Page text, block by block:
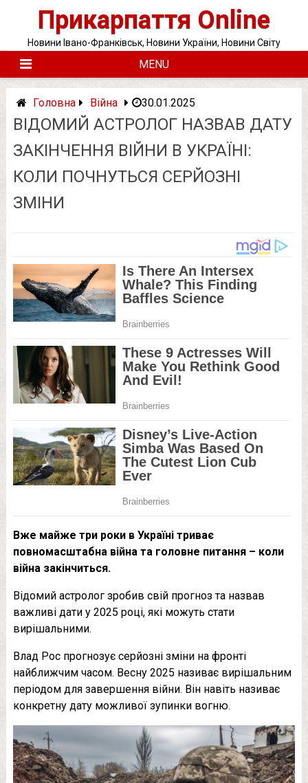
Прикарпаття Online
Новини Івано-Франківськ, Новини України, Новини Світу
MENU
Головна Війна 30.01.2025
ВІДОМИЙ АСТРОЛОГ НАЗВАВ ДАТУ
ЗАКІНЧЕННЯ ВІЙНИ В УКРАЇНІ:
КОЛИ ПОЧНУТЬСЯ СЕРЙОЗНІ
ЗМІНИ
Вже майже три роки в Україні триває
повномасштабна війна та головне питання – коли
війна закінчиться.
Відомий астролог зробив свій прогноз та назвав
важливі дати у 2025 році, які можуть стати
вирішальними.
Влад Рос прогнозує серйозні зміни на фронті
найближчим часом. Весну 2025 називає вирішальним
періодом для завершення війни. Він навіть називає
конкретну дату можливої ​​зупинки вогню.